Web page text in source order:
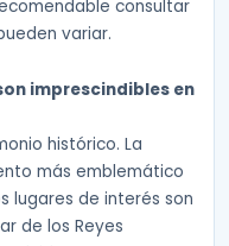
consultar
variar.
imprescindibles en
histórico. La
más emblemático
lugares de interés son
de los Reyes